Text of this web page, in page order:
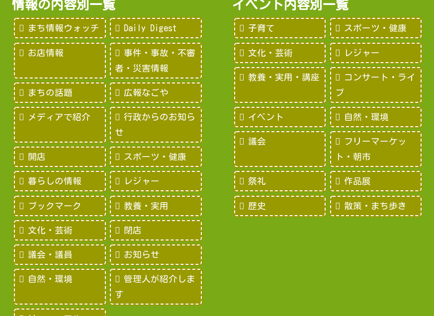
情報の内容別一覧
まち情報ウォッチ Daily Digest
お店情報
事件・事故・不審
者・災害情報
まちの話題 広報なごや
メディアで紹介
行政からのお知ら
せ
開店 スポーツ・健康
暮らしの情報 レジャー
ブックマーク 教養・実用
文化・芸術 閉店
議会・議員 お知らせ
自然・環境
管理人が紹介しま
す
イベント内容別一覧
子育て スポーツ・健康
文化・芸術 レジャー
教養・実用・講座
コンサート・ライ
ブ
イベント 自然・環境
議会
フリーマーケッ
ト・朝市
祭礼 作品展
歴史 散策・まち歩き